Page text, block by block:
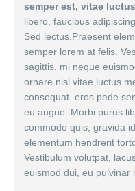
semper est, vitae
libero, faucibus
Sed lectus.Praesent
semper lorem at felis.
sagittis, mi neque
ornare nisl vitae luctus
consequat. eros pede
eu augue. Morbi purus
commodo quis, gravida
elementum hendrerit
Vestibulum volutpat,
euismod dui, eu pulvinar